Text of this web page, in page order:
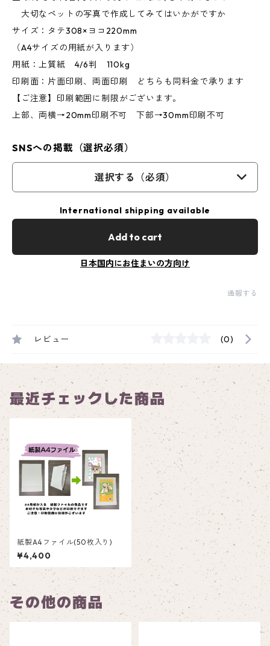
大切なペットの写真で作成してみてはいかがですか
サイズ：タテ308×ヨコ220mm
（A4サイズの用紙が入ります）
用紙：上質紙 4/6判 110kg
印刷面：片面印刷、両面印刷 どちらも同料金で承ります
【ご注意】印刷範囲に制限がございます。
上部、両横→20mm印刷不可 下部→30mm印刷不可
SNSへの掲載（選択必須）
選択する（必須）
International shipping available
Add to cart
日本国内にお住まいの方向け
通報する
レビュー (0)
最近チェックした商品
紙製A4ファイル(50枚入り)
¥4,400
その他の商品